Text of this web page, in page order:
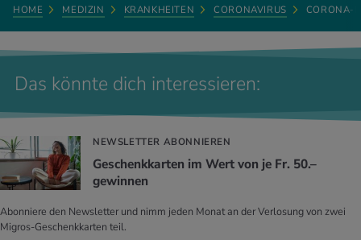
HOME MEDIZIN KRANKHEITEN CORONAVIRUS CORONA-
Das könnte dich interessieren:
NEWSLETTER ABONNIEREN
Geschenkkarten im Wert von je Fr. 50.–
gewinnen
Abonniere den Newsletter und nimm jeden Monat an der Verlosung von zwei
Migros-Geschenkkarten teil.